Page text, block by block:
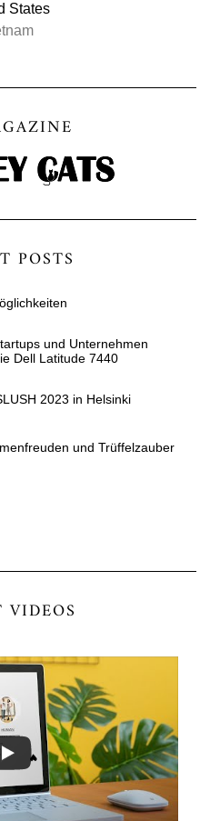
States
POSTS
und Unternehmen
Dell Latitude 7440
2023 in Helsinki
und Trüffelzauber
VIDEOS